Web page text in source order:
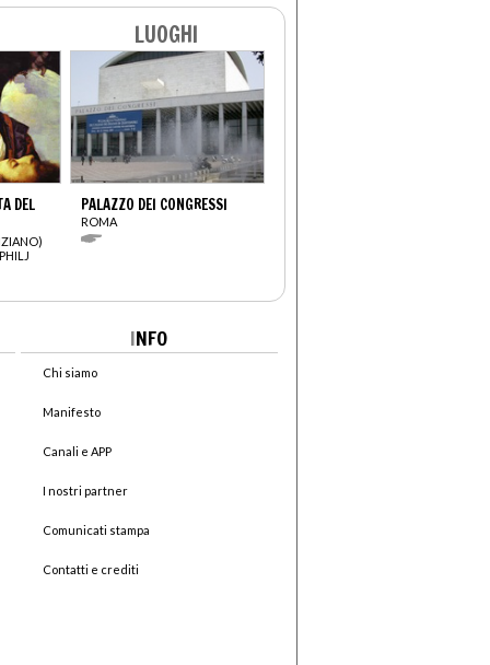
DEL
LUOGHI
PALAZZO DEI CONGRESSI
ROMA
INFO
Chi siamo
Manifesto
Canali e APP
I nostri partner
Comunicati stampa
Contatti e crediti